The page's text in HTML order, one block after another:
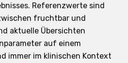
Referenzwerte sind
fruchtbar und
aktuelle Übersichten
auf einem
immer im klinischen Kontext